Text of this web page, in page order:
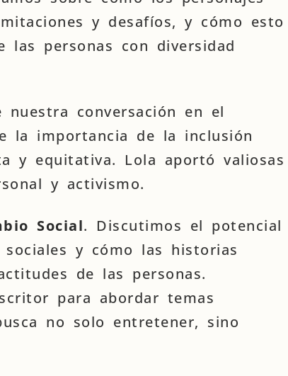
y desafíos, y cómo esto
las personas con diversidad
conversación en el
la importancia de la inclusión
y equitativa. Lola aportó valiosas
y activismo.
Social. Discutimos el potencial
y cómo las historias
de las personas.
para abordar temas
no solo entretener, sino